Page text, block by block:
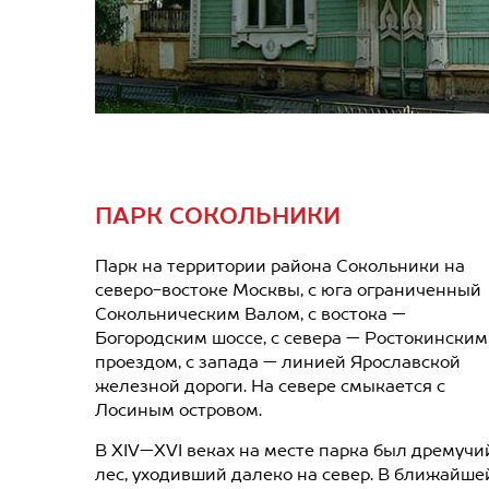
ПАРК СОКОЛЬНИКИ
Парк на территории района Сокольники на
северо-востоке Москвы, с юга ограниченный
Сокольническим Валом, с востока —
Богородским шоссе, с севера — Ростокинским
проездом, с запада — линией Ярославской
железной дороги. На севере смыкается с
Лосиным островом.
В XIV—XVI веках на месте парка был
лес, уходивший далеко на север. В